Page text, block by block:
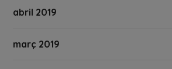
abril 2019
març 2019